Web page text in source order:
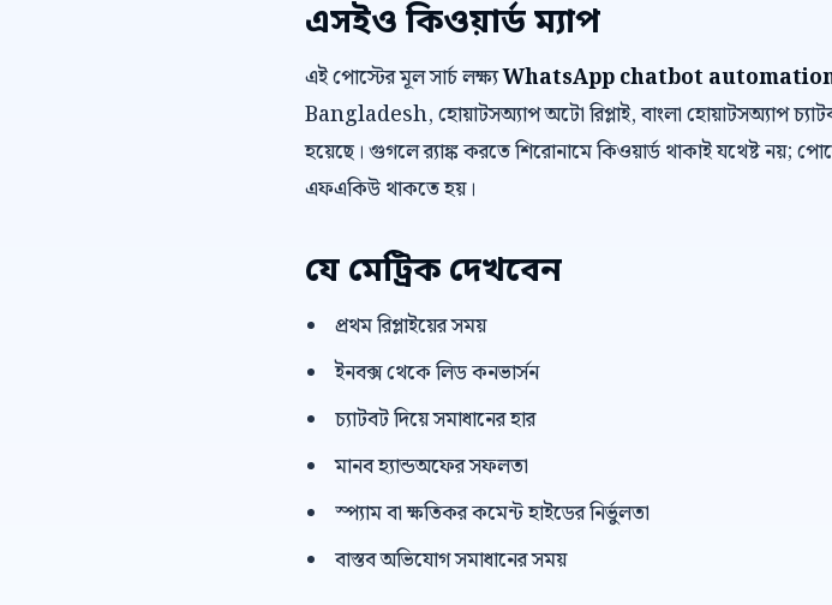
এসইও কিওয়ার্ড ম্যাপ
এই পোস্টের মূল সার্চ লক্ষ্যWhatsApp chatbot
Bangladesh, হোয়াটসঅ্যাপ অটো রিপ্লাই, বাংলা হোয়াটসঅ্যাপ
হয়েছে। গুগলে র‍্যাঙ্ক করতে শিরোনামে কিওয়ার্ড থাকাই যথেষ্ট নয়;
এফএকিউ থাকতে হয়।
যে মেট্রিক দেখবেন
প্রথম রিপ্লাইয়ের সময়
ইনবক্স থেকে লিড কনভার্সন
চ্যাটবট দিয়ে সমাধানের হার
মানব হ্যান্ডঅফের সফলতা
স্প্যাম বা ক্ষতিকর কমেন্ট হাইডের নির্ভুলতা
বাস্তব অভিযোগ সমাধানের সময়